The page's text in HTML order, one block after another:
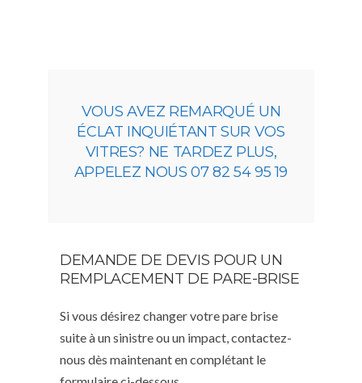
VOUS AVEZ REMARQUÉ UN
ÉCLAT INQUIÉTANT SUR VOS
VITRES? NE TARDEZ PLUS,
APPELEZ NOUS 07 82 54 95 19
DEMANDE DE DEVIS POUR UN
REMPLACEMENT DE PARE-BRISE
Si vous désirez changer votre pare brise
suite à un sinistre ou un impact, contactez-
nous dès maintenant en complétant le